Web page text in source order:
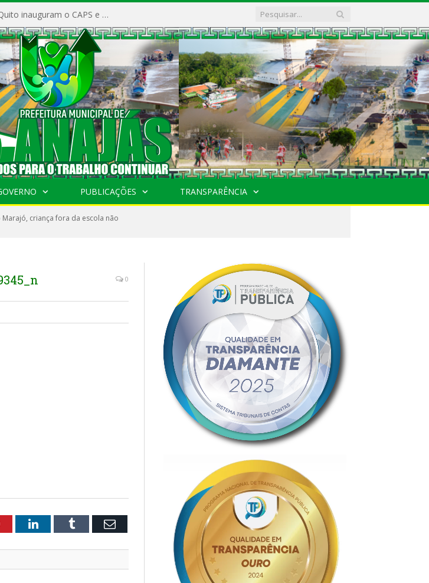
Prefeito Vivaldo Mendes e vice-prefeito Quito inauguram o CAPS e fortalecem a saúde pública em Anajás.
PUBLICAÇÕES TRANSPARÊNCIA
Marajó, criança fora da escola não
0
LinkedInTumblr Email